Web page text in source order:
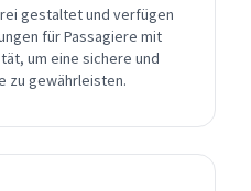
gestaltet und verfügen
für Passagiere mit
um eine sichere und
zu gewährleisten.